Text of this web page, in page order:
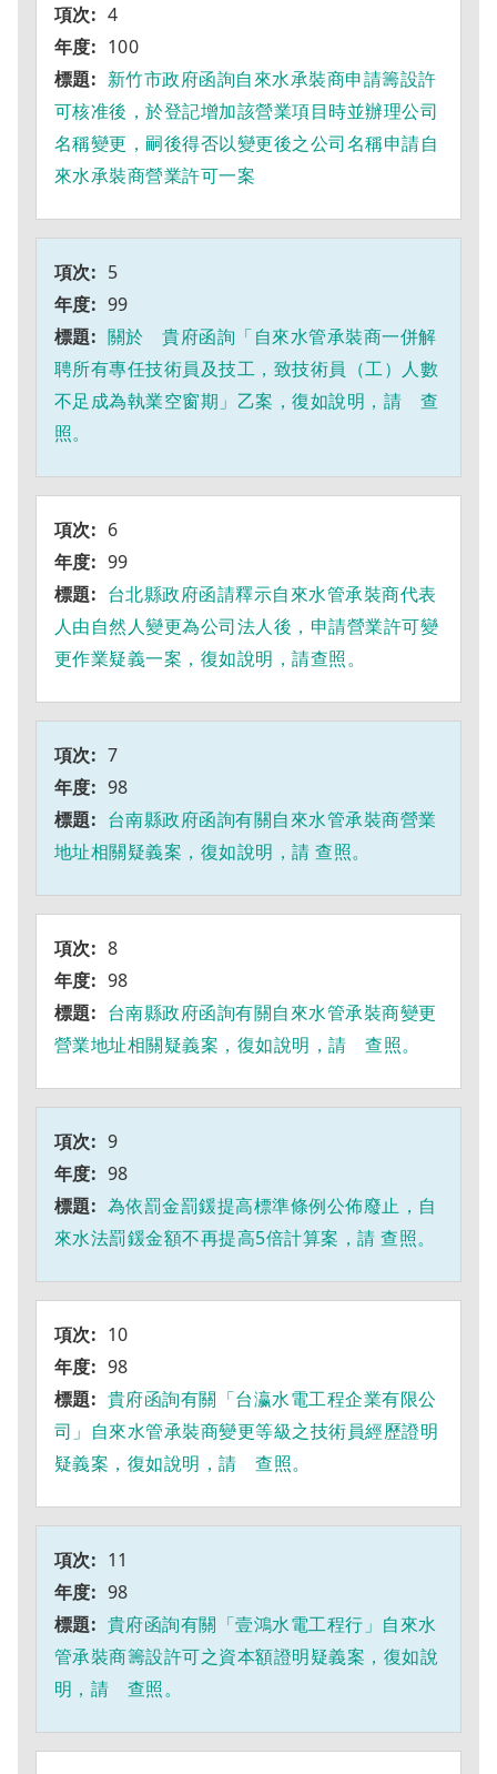
4
100
新竹市政府函詢自來水承裝商申請籌設許
可核准後，於登記增加該營業項目時並辦理公司
名稱變更，嗣後得否以變更後之公司名稱申請自
來水承裝商營業許可一案
5
99
關於 貴府函詢「自來水管承裝商一併解
聘所有專任技術員及技工，致技術員（工）人數
不足成為執業空窗期」乙案，復如說明，請 查
照。
6
99
台北縣政府函請釋示自來水管承裝商代表
人由自然人變更為公司法人後，申請營業許可變
更作業疑義一案，復如說明，請查照。
7
98
台南縣政府函詢有關自來水管承裝商營業
地址相關疑義案，復如說明，請 查照。
8
98
台南縣政府函詢有關自來水管承裝商變更
營業地址相關疑義案，復如說明，請 查照。
9
98
為依罰金罰鍰提高標準條例公佈廢止，自
來水法罰鍰金額不再提高5倍計算案，請 查照。
10
98
貴府函詢有關「台瀛水電工程企業有限公
司」自來水管承裝商變更等級之技術員經歷證明
疑義案，復如說明，請 查照。
11
98
貴府函詢有關「壹鴻水電工程行」自來水
管承裝商籌設許可之資本額證明疑義案，復如說
明，請 查照。